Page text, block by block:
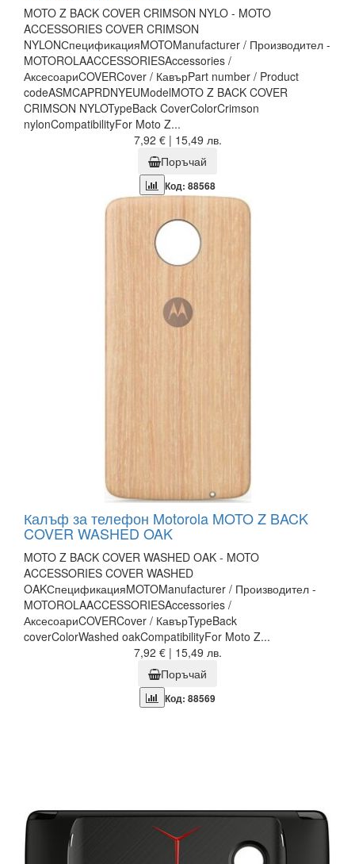
MOTO Z BACK COVER CRIMSON NYLO - MOTO
ACCESSORIES COVER CRIMSON
NYLONСпецификацияMOTOManufacturer / Производител -
MOTOROLAACCESSORIESAccessories /
АксесоариCOVERCover / КавърPart number / Product
codeASMCAPRDNYEUModelMOTO Z BACK COVER
CRIMSON NYLOTypeBack CoverColorCrimson
nylonCompatibilityFor Moto Z...
7,92 € | 15,49 лв.
Поръчай
Код: 88568
Калъф за телефон Motorola MOTO Z BACK
COVER WASHED OAK
MOTO Z BACK COVER WASHED OAK - MOTO
ACCESSORIES COVER WASHED
OAKСпецификацияMOTOManufacturer / Производител -
MOTOROLAACCESSORIESAccessories /
АксесоариCOVERCover / КавърTypeBack
coverColorWashed oakCompatibilityFor Moto Z...
7,92 € | 15,49 лв.
Поръчай
Код: 88569